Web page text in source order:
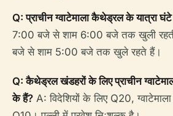
Q: प्राचीन ग्वाटेमाला कैथेड्रल के यात्रा घंटे
7:00 बजे से शाम 6:00 बजे तक खुली
बजे से शाम 5:00 बजे तक खुले रहते हैं।
Q: कैथेड्रल खंडहरों के लिए प्राचीन
के हैं? A: विदेशियों के लिए Q20,